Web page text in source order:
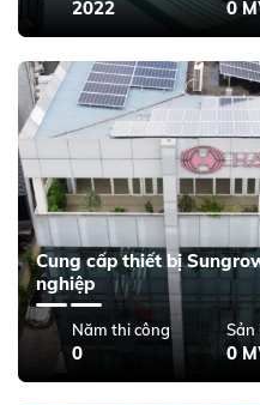
2022 0
Cung cấp thiết bị
nghiệp
Năm thi công
0
Sản
0